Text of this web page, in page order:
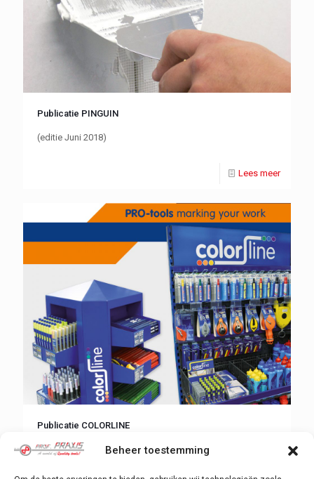
Beheer toestemming
Publicatie PINGUIN
(editie Juni 2018)
Lees meer
Publicatie COLORLINE
(editie Mei 2018)